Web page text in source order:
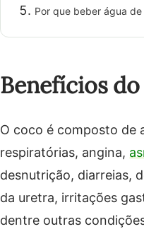
Por que beber água
Benefícios
O coco é composto de
respiratórias, angina,
desnutrição, diarreias,
da uretra, irritações
dentre outras